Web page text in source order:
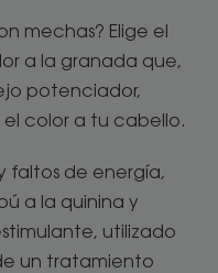
mechas? Elige el
a la granada que,
potenciador,
color a tu cabello.
faltos de energía,
a la quinina y
utilizado
un tratamiento